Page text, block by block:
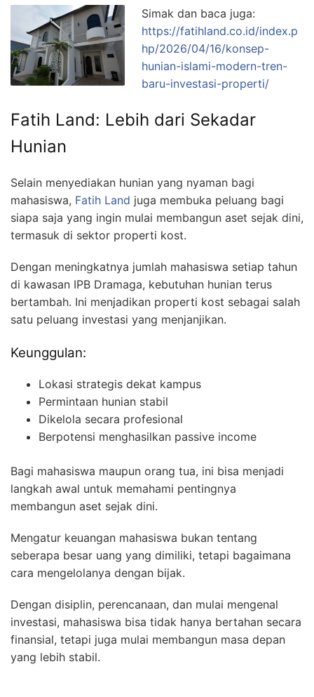
Simak dan baca juga:
https://fatihland.co.id/index.p
hp/2026/04/16/konsep-
hunian-islami-modern-tren-
baru-investasi-properti/
Fatih Land: Lebih dari Sekadar
Hunian
Selain menyediakan hunian yang nyaman bagi
mahasiswa, Fatih Land juga membuka peluang bagi
siapa saja yang ingin mulai membangun aset sejak dini,
termasuk di sektor properti kost.
Dengan meningkatnya jumlah mahasiswa setiap tahun
di kawasan IPB Dramaga, kebutuhan hunian terus
bertambah. Ini menjadikan properti kost sebagai salah
satu peluang investasi yang menjanjikan.
Keunggulan:
Lokasi strategis dekat kampus
Permintaan hunian stabil
Dikelola secara profesional
Berpotensi menghasilkan passive income
Bagi mahasiswa maupun orang tua, ini bisa menjadi
langkah awal untuk memahami pentingnya
membangun aset sejak dini.
Mengatur keuangan mahasiswa bukan tentang
seberapa besar uang yang dimiliki, tetapi bagaimana
cara mengelolanya dengan bijak.
Dengan disiplin, perencanaan, dan mulai mengenal
investasi, mahasiswa bisa tidak hanya bertahan secara
finansial, tetapi juga mulai membangun masa depan
yang lebih stabil.